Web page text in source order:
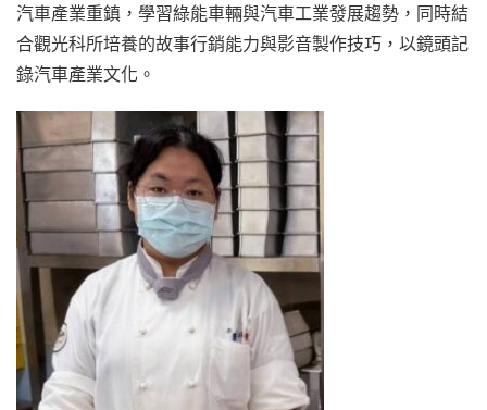
汽車產業重鎮，學習綠能車輛與汽車工業發展趨勢，同時結
合觀光科所培養的故事行銷能力與影音製作技巧，以鏡頭記
錄汽車產業文化。